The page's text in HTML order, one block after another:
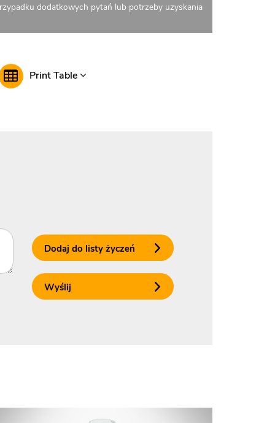
dodatkowych pytań lub potrzeby uzyskania
Print Table
Dodaj do listy życzeń
Wyślij